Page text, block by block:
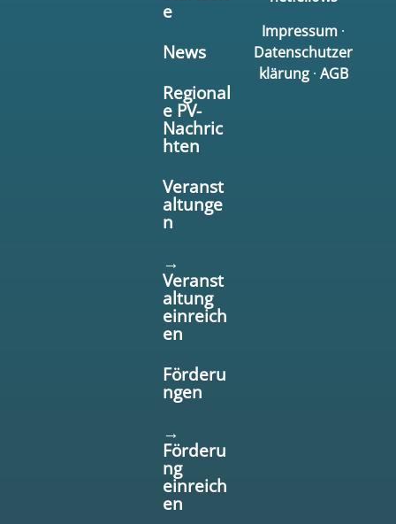
e
News
Regional
e PV-
Nachric
hten
Veranst
altunge
n
→
Veranst
altung
einreich
en
Förderu
ngen
→
Förderu
ng
einreich
en
Impressum ·
Datenschutzer
klärung· AGB